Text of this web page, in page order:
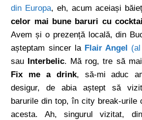
din Europa, eh, acum aceiași
celor mai bune baruri cu
Avem și o prezență locală, din
așteptam sincer la Flair Angel
sau Interbelic. Mă rog, tre să
Fix me a drink, să-mi aduc
desigur, de abia aștept să
barurile din top, în city break-urile
acesta. Ah, singurul vizitat,